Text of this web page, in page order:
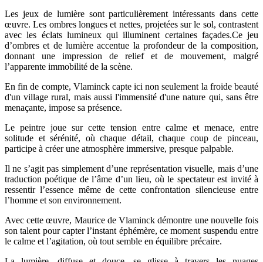
Les jeux de lumière sont particulièrement intéressants dans cette
œuvre. Les ombres longues et nettes, projetées sur le sol, contrastent
avec les éclats lumineux qui illuminent certaines façades.Ce jeu
d’ombres et de lumière accentue la profondeur de la composition,
donnant une impression de relief et de mouvement, malgré
l’apparente immobilité de la scène.
En fin de compte, Vlaminck capte ici non seulement la froide beauté
d'un village rural, mais aussi l'immensité d'une nature qui, sans être
menaçante, impose sa présence.
Le peintre joue sur cette tension entre calme et menace, entre
solitude et sérénité, où chaque détail, chaque coup de pinceau,
participe à créer une atmosphère immersive, presque palpable.
Il ne s’agit pas simplement d’une représentation visuelle, mais d’une
traduction poétique de l’âme d’un lieu, où le spectateur est invité à
ressentir l’essence même de cette confrontation silencieuse entre
l’homme et son environnement.
Avec cette œuvre, Maurice de Vlaminck démontre une nouvelle fois
son talent pour capter l’instant éphémère, ce moment suspendu entre
le calme et l’agitation, où tout semble en équilibre précaire.